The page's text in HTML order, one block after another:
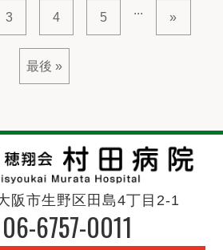
3 4 5
...
»
最後 »
阪市生野区田島4丁目2-1
06-6757-0011